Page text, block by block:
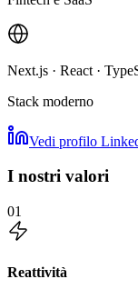
Next.js · React ·
Stack moderno
Vedi profilo
I nostri valori
01
Reattività